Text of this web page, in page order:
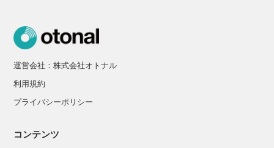
運営会社：株式会社オトナル
利用規約
プライバシーポリシー
コンテンツ